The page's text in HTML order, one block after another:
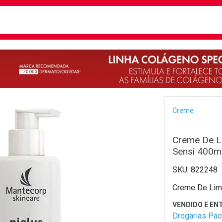
Creme
Creme De
Sensi
822248
Creme De
Drogarias